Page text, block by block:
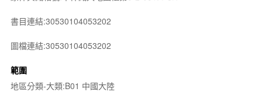
書目連結:30530104053202
圖檔連結:30530104053202
範圍
地區分類-大類:B01 中國大陸